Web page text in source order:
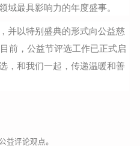
域最具影响力的年度盛事。
并以特别盛典的形式向公益慈
前，公益节评选工作已正式启
，和我们一起，传递温暖和善
益评论观点。